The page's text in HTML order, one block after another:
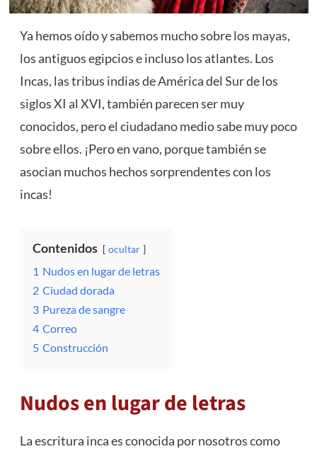
Ya hemos oído y sabemos mucho sobre los mayas,
los antiguos egipcios e incluso los atlantes. Los
Incas, las tribus indias de América del Sur de los
siglos XI al XVI, también parecen ser muy
conocidos, pero el ciudadano medio sabe muy poco
sobre ellos. ¡Pero en vano, porque también se
asocian muchos hechos sorprendentes con los
incas!
Contenidos ocultar
1 Nudos en lugar de letras
2 Ciudad dorada
3 Pureza de sangre
4 Correo
5 Construcción
Nudos en lugar de letras
La escritura inca es conocida por nosotros como